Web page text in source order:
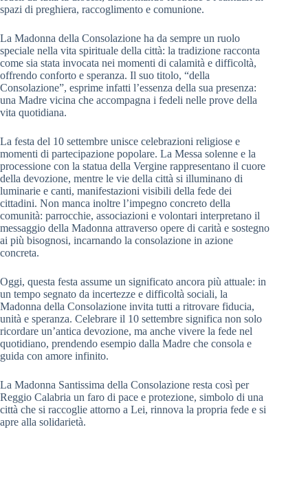
spazi di preghiera, raccoglimento e comunione.
La Madonna della Consolazione ha da sempre un ruolo
speciale nella vita spirituale della città: la tradizione racconta
come sia stata invocata nei momenti di calamità e difficoltà,
offrendo conforto e speranza. Il suo titolo, “della
Consolazione”, esprime infatti l’essenza della sua presenza:
una Madre vicina che accompagna i fedeli nelle prove della
vita quotidiana.
La festa del 10 settembre unisce celebrazioni religiose e
momenti di partecipazione popolare. La Messa solenne e la
processione con la statua della Vergine rappresentano il cuore
della devozione, mentre le vie della città si illuminano di
luminarie e canti, manifestazioni visibili della fede dei
cittadini. Non manca inoltre l’impegno concreto della
comunità: parrocchie, associazioni e volontari interpretano il
messaggio della Madonna attraverso opere di carità e sostegno
ai più bisognosi, incarnando la consolazione in azione
concreta.
Oggi, questa festa assume un significato ancora più attuale: in
un tempo segnato da incertezze e difficoltà sociali, la
Madonna della Consolazione invita tutti a ritrovare fiducia,
unità e speranza. Celebrare il 10 settembre significa non solo
ricordare un’antica devozione, ma anche vivere la fede nel
quotidiano, prendendo esempio dalla Madre che consola e
guida con amore infinito.
La Madonna Santissima della Consolazione resta così per
Reggio Calabria un faro di pace e protezione, simbolo di una
città che si raccoglie attorno a Lei, rinnova la propria fede e si
apre alla solidarietà.